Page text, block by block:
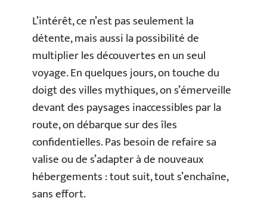
L’intérêt, ce n’est pas seulement la
détente, mais aussi la possibilité de
multiplier les découvertes en un seul
voyage. En quelques jours, on touche du
doigt des villes mythiques, on s’émerveille
devant des paysages inaccessibles par la
route, on débarque sur des îles
confidentielles. Pas besoin de refaire sa
valise ou de s’adapter à de nouveaux
hébergements : tout suit, tout s’enchaîne,
sans effort.